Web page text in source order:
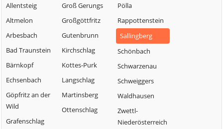
Allentsteig
Altmelon
Arbesbach
Bad Traunstein
Bärnkopf
Echsenbach
Göpfritz an der
Wild
Grafenschlag
Groß Gerungs
Großgöttfritz
Gutenbrunn
Kirchschlag
Kottes-Purk
Langschlag
Martinsberg
Ottenschlag
Pölla
Rappottenstein
Sallingberg
Schönbach
Schwarzenau
Schweiggers
Waldhausen
Zwettl-
Niederösterreich